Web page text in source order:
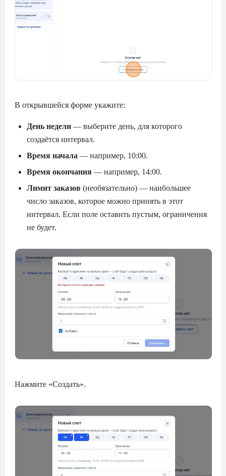
В открывшейся форме укажите:
День недели — выберите день, для которого
создаётся интервал.
Время начала — например, 10:00.
Время окончания — например, 14:00.
Лимит заказов (необязательно) — наибольшее
число заказов, которое можно принять в этот
интервал. Если поле оставить пустым, ограничения
не будет.
Нажмите «Создать».